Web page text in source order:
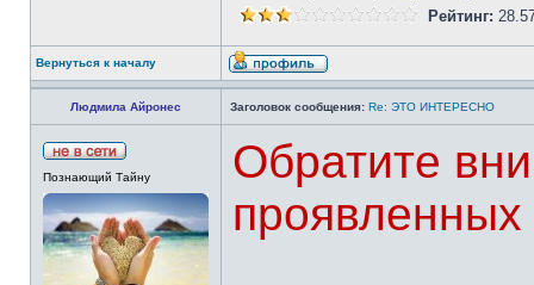
Рейтинг:
Вернуться к началу
Людмила Айронес Заголовок сообщения: Re: ЭТО ИНТЕРЕСНО
Познающий Тайну
Обратите
проявленных